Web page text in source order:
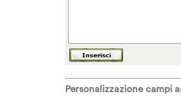
Personalizzazione campi